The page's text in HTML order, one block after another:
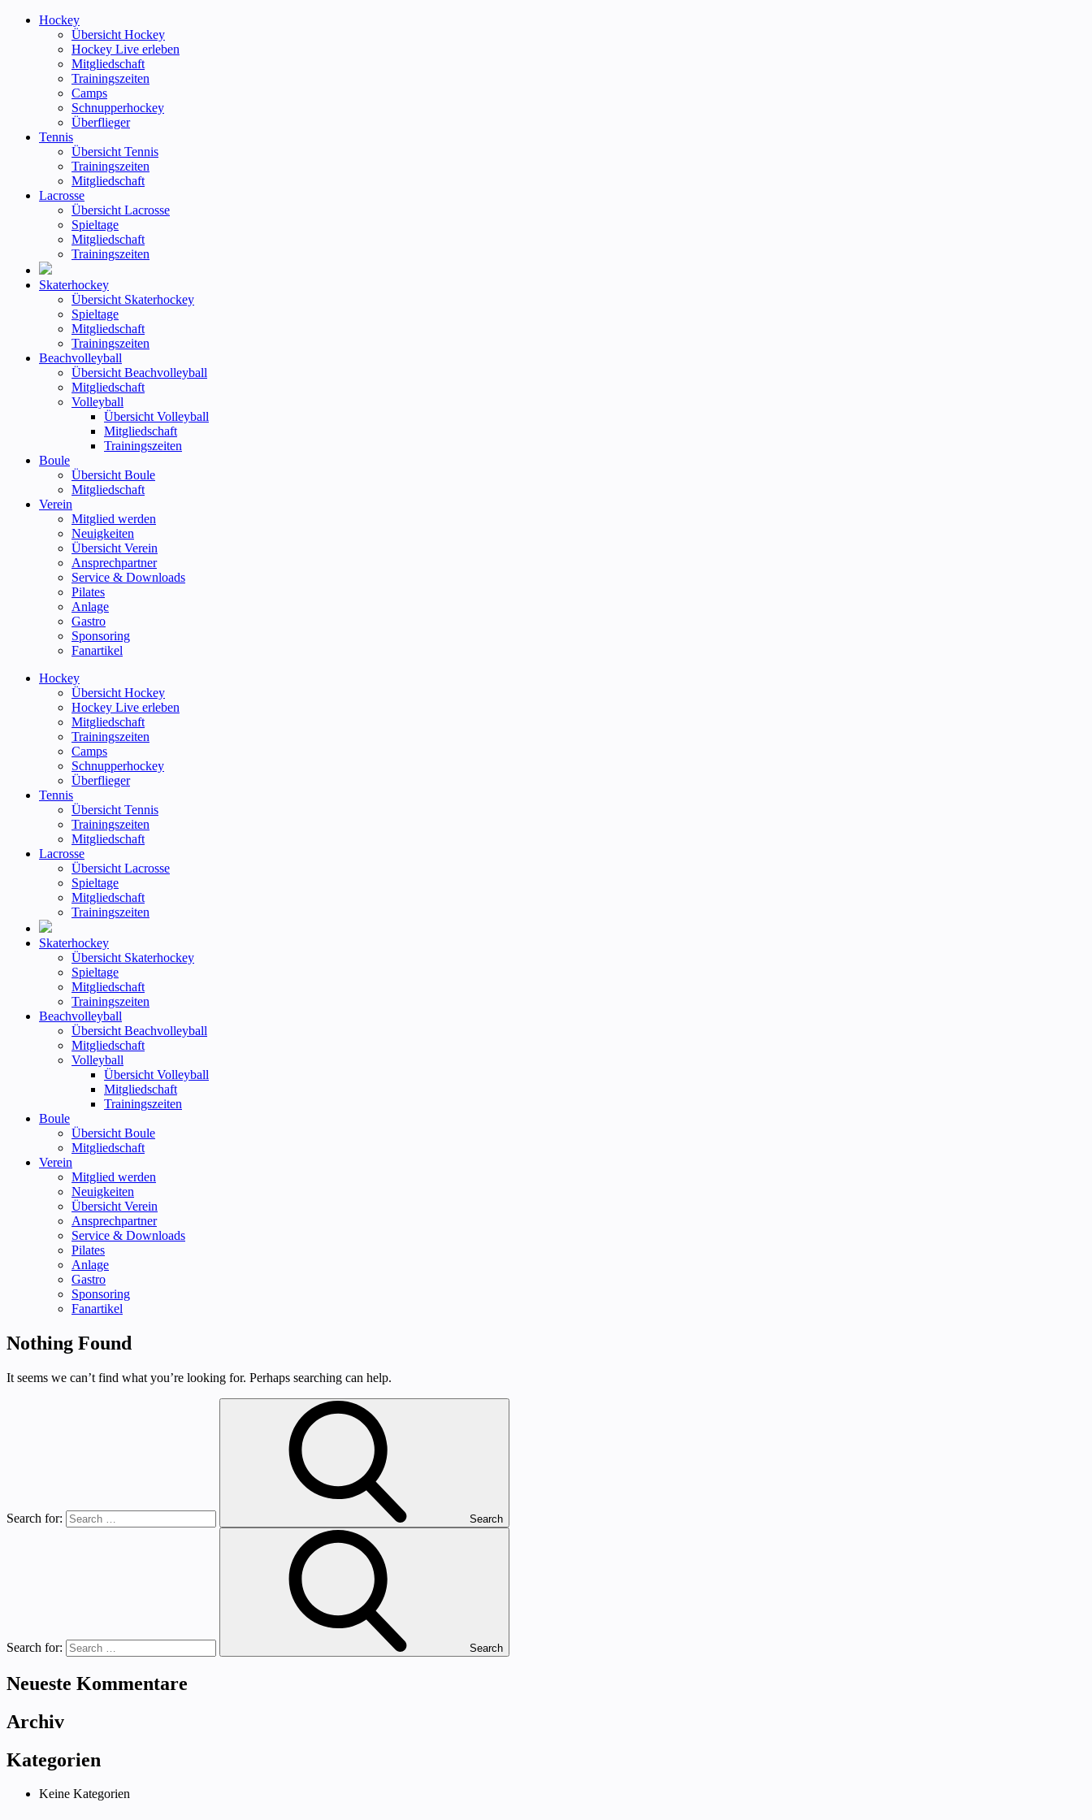
Hockey
Übersicht Hockey
Hockey Live erleben
Mitgliedschaft
Trainingszeiten
Camps
Schnupperhockey
Überflieger
Tennis
Übersicht Tennis
Trainingszeiten
Mitgliedschaft
Lacrosse
Übersicht Lacrosse
Spieltage
Mitgliedschaft
Trainingszeiten
Skaterhockey
Übersicht Skaterhockey
Spieltage
Mitgliedschaft
Trainingszeiten
Beachvolleyball
Übersicht Beachvolleyball
Mitgliedschaft
Volleyball
Übersicht Volleyball
Mitgliedschaft
Trainingszeiten
Boule
Übersicht Boule
Mitgliedschaft
Verein
Mitglied werden
Neuigkeiten
Übersicht Verein
Ansprechpartner
Service & Downloads
Pilates
Anlage
Gastro
Sponsoring
Fanartikel
Hockey
Übersicht Hockey
Hockey Live erleben
Mitgliedschaft
Trainingszeiten
Camps
Schnupperhockey
Überflieger
Tennis
Übersicht Tennis
Trainingszeiten
Mitgliedschaft
Lacrosse
Übersicht Lacrosse
Spieltage
Mitgliedschaft
Trainingszeiten
Skaterhockey
Übersicht Skaterhockey
Spieltage
Mitgliedschaft
Trainingszeiten
Beachvolleyball
Übersicht Beachvolleyball
Mitgliedschaft
Volleyball
Übersicht Volleyball
Mitgliedschaft
Trainingszeiten
Boule
Übersicht Boule
Mitgliedschaft
Verein
Mitglied werden
Neuigkeiten
Übersicht Verein
Ansprechpartner
Service & Downloads
Pilates
Anlage
Gastro
Sponsoring
Fanartikel
Nothing Found
It seems we can’t find what you’re looking for. Perhaps searching can help.
Search for: Search
Search for: Search
Neueste Kommentare
Archiv
Kategorien
Keine Kategorien